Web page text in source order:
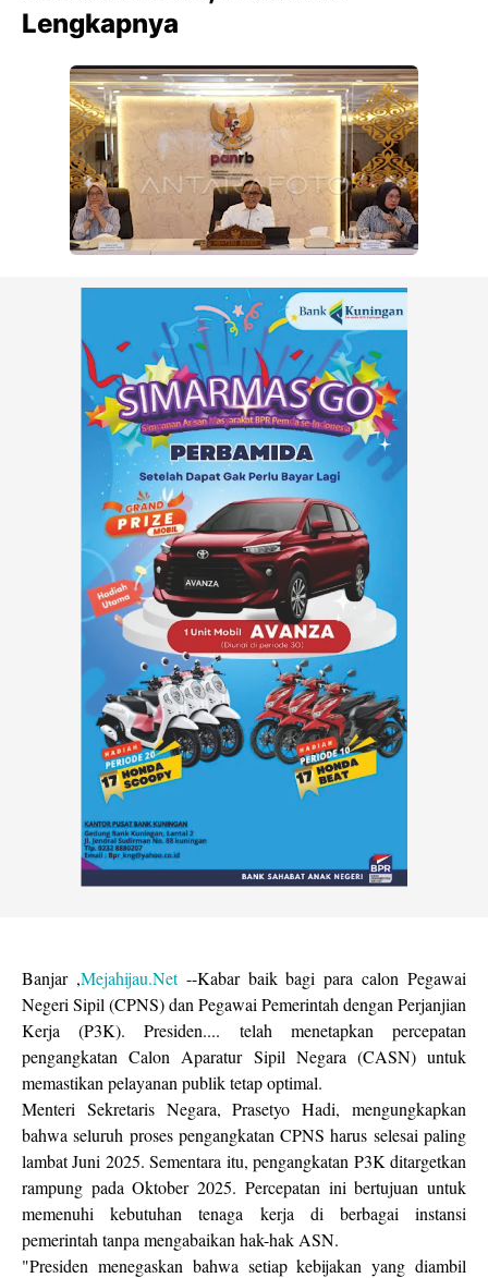
Lengkapnya
Banjar ,Mejahijau.Net--Kabar baik bagi para calon Pegawai
Negeri Sipil (CPNS) dan Pegawai Pemerintah dengan Perjanjian
Kerja (P3K). Presiden.... telah menetapkan percepatan
pengangkatan Calon Aparatur Sipil Negara (CASN) untuk
memastikan pelayanan publik tetap optimal.
Menteri Sekretaris Negara, Prasetyo Hadi, mengungkapkan
bahwa seluruh proses pengangkatan CPNS harus selesai paling
lambat Juni 2025. Sementara itu, pengangkatan P3K ditargetkan
rampung pada Oktober 2025. Percepatan ini bertujuan untuk
memenuhi kebutuhan tenaga kerja di berbagai instansi
pemerintah tanpa mengabaikan hak-hak ASN.
"Presiden menegaskan bahwa setiap kebijakan yang diambil